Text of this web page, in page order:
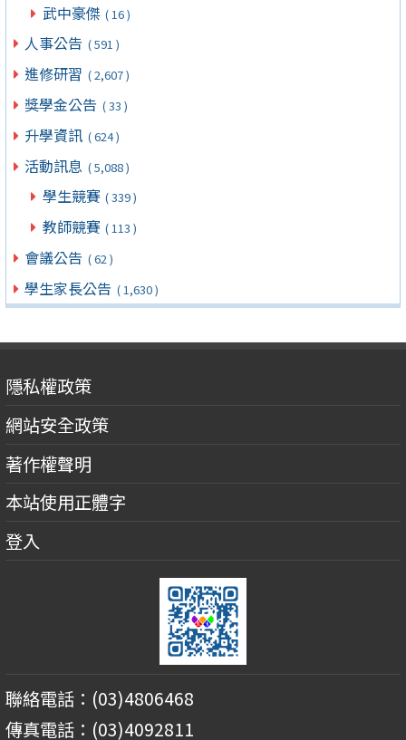
武中豪傑 ( 16 )
人事公告 ( 591 )
進修研習 ( 2,607 )
獎學金公告 ( 33 )
升學資訊 ( 624 )
活動訊息 ( 5,088 )
學生競賽 ( 339 )
教師競賽 ( 113 )
會議公告 ( 62 )
學生家長公告 ( 1,630 )
隱私權政策
網站安全政策
著作權聲明
本站使用正體字
登入
聯絡電話：(03)4806468
傳真電話：(03)4092811